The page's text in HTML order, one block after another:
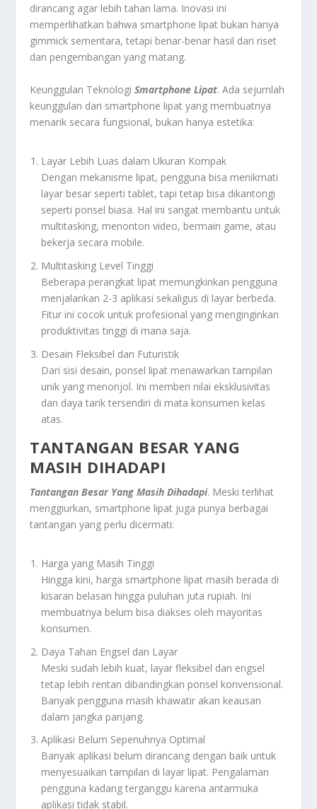
dirancang agar lebih tahan lama. Inovasi ini
memperlihatkan bahwa smartphone lipat bukan hanya
gimmick sementara, tetapi benar-benar hasil dari riset
dan pengembangan yang matang.
Keunggulan TeknologiSmartphone Lipat. Ada sejumlah
keunggulan dari smartphone lipat yang membuatnya
menarik secara fungsional, bukan hanya estetika:
Layar Lebih Luas dalam Ukuran Kompak
Dengan mekanisme lipat, pengguna bisa menikmati
layar besar seperti tablet, tapi tetap bisa dikantongi
seperti ponsel biasa. Hal ini sangat membantu untuk
multitasking, menonton video, bermain game, atau
bekerja secara mobile.
Multitasking Level Tinggi
Beberapa perangkat lipat memungkinkan pengguna
menjalankan 2-3 aplikasi sekaligus di layar berbeda.
Fitur ini cocok untuk profesional yang menginginkan
produktivitas tinggi di mana saja.
Desain Fleksibel dan Futuristik
Dari sisi desain, ponsel lipat menawarkan tampilan
unik yang menonjol. Ini memberi nilai eksklusivitas
dan daya tarik tersendiri di mata konsumen kelas
atas.
TANTANGAN BESAR YANG
MASIH DIHADAPI
Tantangan Besar Yang Masih Dihadapi. Meski terlihat
menggiurkan, smartphone lipat juga punya berbagai
tantangan yang perlu dicermati:
Harga yang Masih Tinggi
Hingga kini, harga smartphone lipat masih berada di
kisaran belasan hingga puluhan juta rupiah. Ini
membuatnya belum bisa diakses oleh mayoritas
konsumen.
Daya Tahan Engsel dan Layar
Meski sudah lebih kuat, layar fleksibel dan engsel
tetap lebih rentan dibandingkan ponsel konvensional.
Banyak pengguna masih khawatir akan keausan
dalam jangka panjang.
Aplikasi Belum Sepenuhnya Optimal
Banyak aplikasi belum dirancang dengan baik untuk
menyesuaikan tampilan di layar lipat. Pengalaman
pengguna kadang terganggu karena antarmuka
aplikasi tidak stabil.